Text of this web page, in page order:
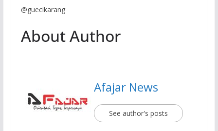
@guecikarang
About Author
Afajar News
See author's posts